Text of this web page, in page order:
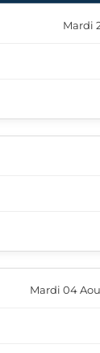
Mardi
Mardi 04